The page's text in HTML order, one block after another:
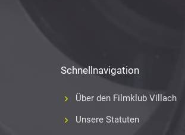
Schnellnavigation
Über den Filmklub Villach
Unsere Statuten